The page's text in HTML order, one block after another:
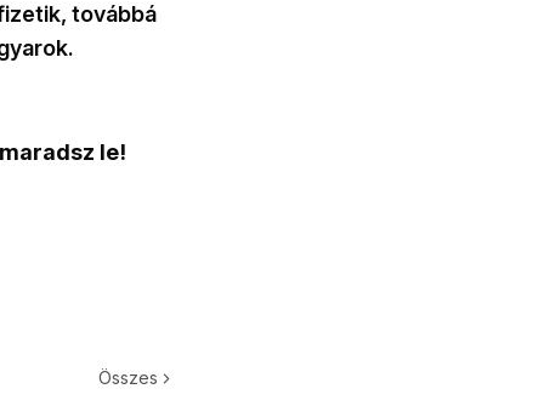
továbbá
le!
Összes